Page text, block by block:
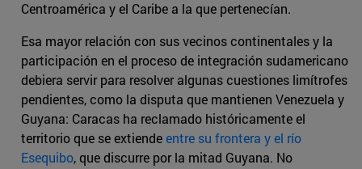
Centroamérica y el Caribe a la que pertenecían.
Esa mayor relación con sus vecinos continentales y la
participación en el proceso de integración sudamericano
debiera servir para resolver algunas cuestiones limítrofes
pendientes, como la disputa que mantienen Venezuela y
Guyana: Caracas ha reclamado históricamente el
territorio que se extiendeentre su frontera y el río
Esequibo, que discurre por la mitad Guyana. No